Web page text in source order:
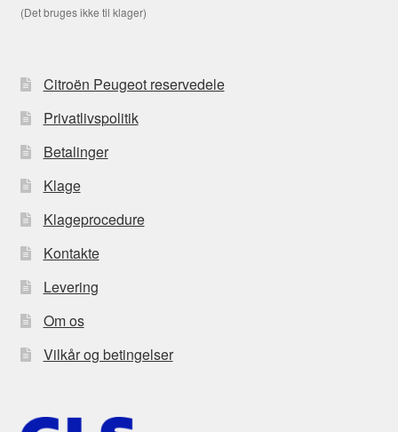
(Det bruges ikke til klager)
Citroën Peugeot reservedele
Privatlivspolitik
Betalinger
Klage
Klageprocedure
Kontakte
Levering
Om os
Vilkår og betingelser